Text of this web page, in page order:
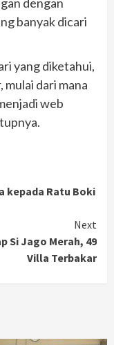
banyak dicari
yang diketahui,
mulai dari mana
web
kepada Ratu Boki
Next
Si Jago Merah, 49
Villa Terbakar